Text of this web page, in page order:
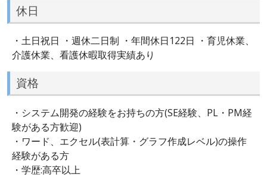
休日
・土日祝日 ・週休二日制 ・年間休日122日 ・育児休業、
介護休業、看護休暇取得実績あり
資格
・システム開発の経験をお持ちの方(SE経験、PL・PM経
験がある方歓迎)
・ワード、エクセル(表計算・グラフ作成レベル)の操作
経験がある方
・学歴:高卒以上